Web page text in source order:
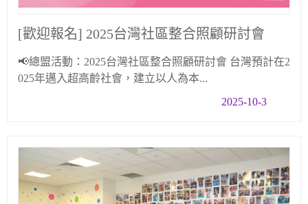
[歡迎報名] 2025台灣社區整合照顧研討會
📢總盟活動：2025台灣社區整合照顧研討會 台灣預計在2
025年邁入超高齡社會，建立以人為本...
2025-10-3